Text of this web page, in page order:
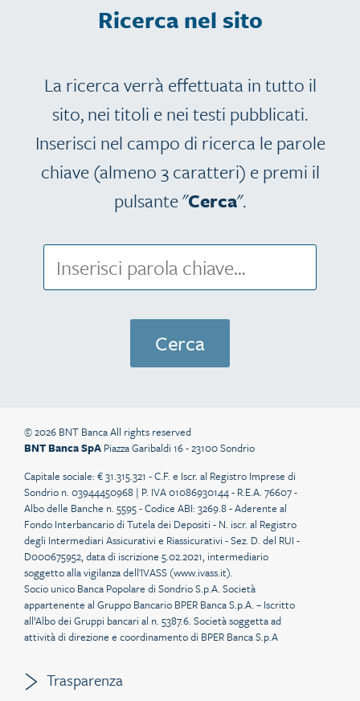
Ricerca nel sito
La ricerca verrà effettuata in tutto il
sito, nei titoli e nei testi pubblicati.
Inserisci nel campo di ricerca le parole
chiave (almeno 3 caratteri) e premi il
pulsante "Cerca".
© 2026 BNT Banca All rights reserved
BNT Banca SpA Piazza Garibaldi 16 - 23100 Sondrio
Capitale sociale: € 31.315.321 - C.F. e Iscr. al Registro Imprese di
Sondrio n. 03944450968 | P. IVA 01086930144 - R.E.A. 76607 -
Albo delle Banche n. 5595 - Codice ABI: 3269.8 - Aderente al
Fondo Interbancario di Tutela dei Depositi - N. iscr. al Registro
degli Intermediari Assicurativi e Riassicurativi - Sez. D. del RUI -
D000675952, data di iscrizione 5.02.2021, intermediario
soggetto alla vigilanza dell'IVASS (www.ivass.it).
Socio unico Banca Popolare di Sondrio S.p.A. Società
appartenente al Gruppo Bancario BPER Banca S.p.A. – Iscritto
all’Albo dei Gruppi bancari al n. 5387.6. Società soggetta ad
attività di direzione e coordinamento di BPER Banca S.p.A
Trasparenza